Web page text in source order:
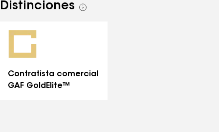
Distinciones
Ver
Contratista comercial
GAF GoldElite™